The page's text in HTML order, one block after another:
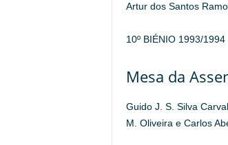
Artur dos Santos
10º BIÉNIO 1993/1994
Mesa da
Guido J. S. Silva
M. Oliveira e Carlos